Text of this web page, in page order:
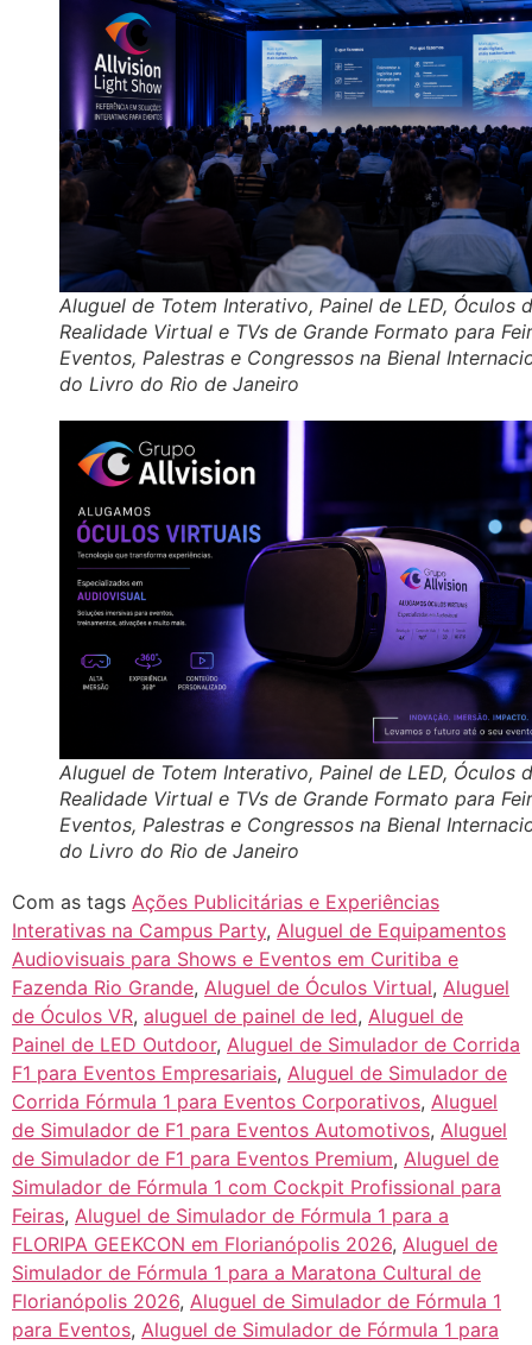
Aluguel de Totem Interativo, Painel de LED, Óculos
Realidade Virtual e TVs de Grande Formato para
Eventos, Palestras e Congressos na Bienal
do Livro do Rio de Janeiro
Aluguel de Totem Interativo, Painel de LED, Óculos
Realidade Virtual e TVs de Grande Formato para
Eventos, Palestras e Congressos na Bienal
do Livro do Rio de Janeiro
Com as tags Ações Publicitárias e Experiências
Interativas na Campus Party, Aluguel de Equipamentos
Audiovisuais para Shows e Eventos em Curitiba e
Fazenda Rio Grande, Aluguel de Óculos Virtual, Aluguel
de Óculos VR, aluguel de painel de led, Aluguel de
Painel de LED Outdoor, Aluguel de Simulador de Corrida
F1 para Eventos Empresariais, Aluguel de Simulador de
Corrida Fórmula 1 para Eventos Corporativos, Aluguel
de Simulador de F1 para Eventos Automotivos, Aluguel
de Simulador de F1 para Eventos Premium, Aluguel de
Simulador de Fórmula 1 com Cockpit Profissional para
Feiras, Aluguel de Simulador de Fórmula 1 para a
FLORIPA GEEKCON em Florianópolis 2026, Aluguel de
Simulador de Fórmula 1 para a Maratona Cultural de
Florianópolis 2026, Aluguel de Simulador de Fórmula 1
para Eventos, Aluguel de Simulador de Fórmula 1 para